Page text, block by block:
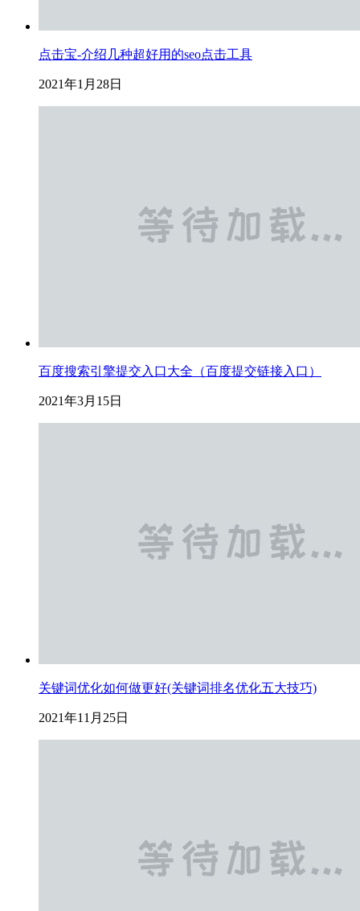
点击宝-介绍几种超好用的seo点击工具
2021年1月28日
百度搜索引擎提交入口大全（百度提交链接入口）
2021年3月15日
关键词优化如何做更好(关键词排名优化五大技巧)
2021年11月25日